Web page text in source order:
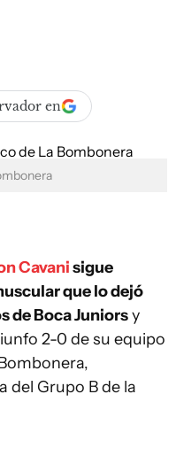
en
Cavanisigue
que lo dejó
de Boca Juniorsy
2-0 de su equipo
del Grupo B de la